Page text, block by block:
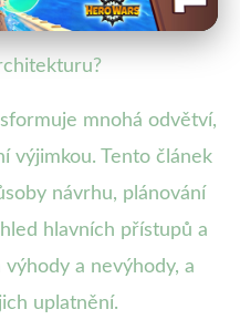
Rosická
mnohá odvětví,
výjimkou. Tento článek
návrhu, plánování
hlavních přístupů a
a nevýhody, a
uplatnění.